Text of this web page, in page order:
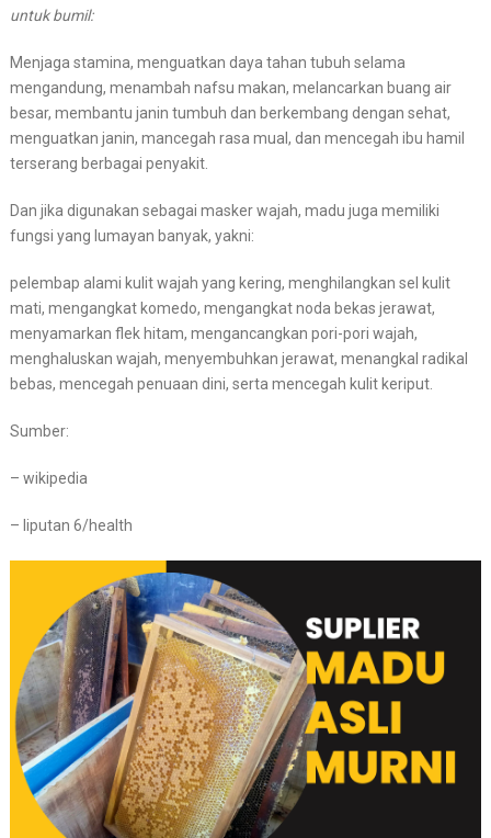
untuk bumil:
Menjaga stamina, menguatkan daya tahan tubuh selama
mengandung, menambah nafsu makan, melancarkan buang air
besar, membantu janin tumbuh dan berkembang dengan sehat,
menguatkan janin, mancegah rasa mual, dan mencegah ibu hamil
terserang berbagai penyakit.
Dan jika digunakan sebagai masker wajah, madu juga memiliki
fungsi yang lumayan banyak, yakni:
pelembap alami kulit wajah yang kering, menghilangkan sel kulit
mati, mengangkat komedo, mengangkat noda bekas jerawat,
menyamarkan flek hitam, mengancangkan pori-pori wajah,
menghaluskan wajah, menyembuhkan jerawat, menangkal radikal
bebas, mencegah penuaan dini, serta mencegah kulit keriput.
Sumber:
– wikipedia
– liputan 6/health